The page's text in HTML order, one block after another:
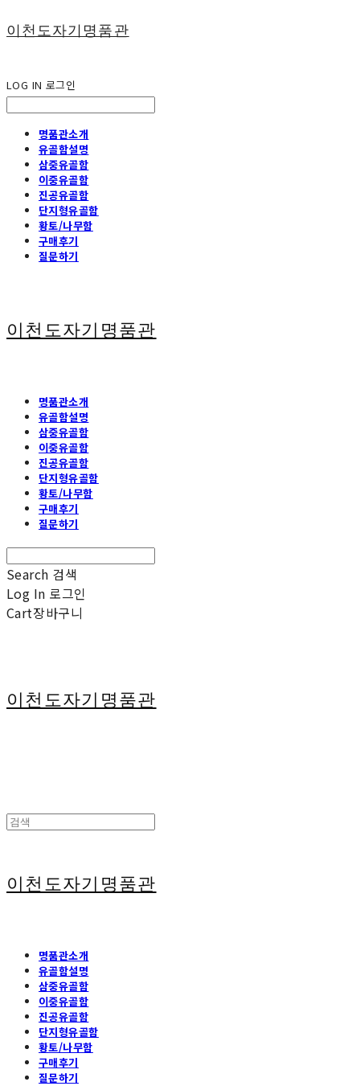
이천도자기명품관
LOG IN 로그인
명품관소개
유골함설명
삼중유골함
이중유골함
진공유골함
단지형유골함
황토/나무함
구매후기
질문하기
이천도자기명품관
명품관소개
유골함설명
삼중유골함
이중유골함
진공유골함
단지형유골함
황토/나무함
구매후기
질문하기
Search 검색
Log In 로그인
Cart장바구니
이천도자기명품관
이천도자기명품관
명품관소개
유골함설명
삼중유골함
이중유골함
진공유골함
단지형유골함
황토/나무함
구매후기
질문하기